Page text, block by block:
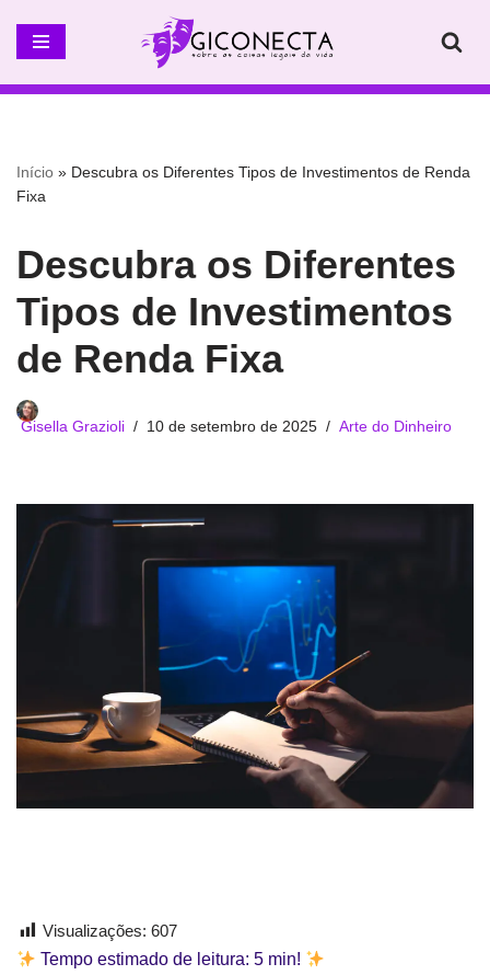
Pular
para
Início » Descubra os Diferentes Tipos de Investimentos de Renda
Fixa
Descubra os Diferentes
Tipos de Investimentos
de Renda Fixa
Gisella Grazioli 10 de setembro de 2025 Arte do Dinheiro
Visualizações: 607
Tempo estimado de leitura:5 min!